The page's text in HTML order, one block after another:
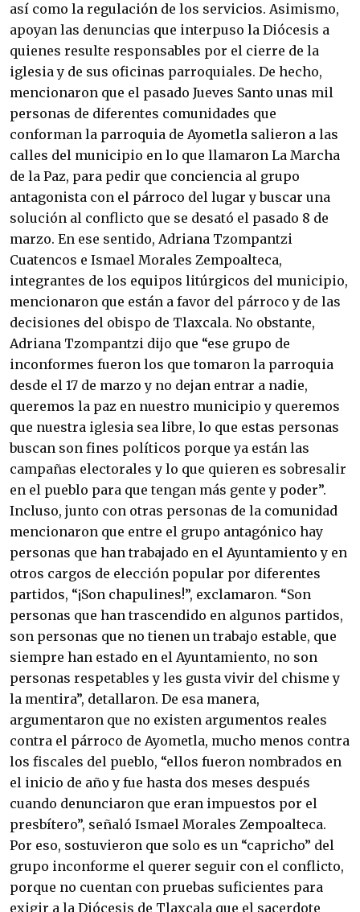
así como la regulación de los servicios. Asimismo,
apoyan las denuncias que interpuso la Diócesis a
quienes resulte responsables por el cierre de la
iglesia y de sus oficinas parroquiales. De hecho,
mencionaron que el pasado Jueves Santo unas mil
personas de diferentes comunidades que
conforman la parroquia de Ayometla salieron a las
calles del municipio en lo que llamaron La Marcha
de la Paz, para pedir que conciencia al grupo
antagonista con el párroco del lugar y buscar una
solución al conflicto que se desató el pasado 8 de
marzo. En ese sentido, Adriana Tzompantzi
Cuatencos e Ismael Morales Zempoalteca,
integrantes de los equipos litúrgicos del municipio,
mencionaron que están a favor del párroco y de las
decisiones del obispo de Tlaxcala. No obstante,
Adriana Tzompantzi dijo que “ese grupo de
inconformes fueron los que tomaron la parroquia
desde el 17 de marzo y no dejan entrar a nadie,
queremos la paz en nuestro municipio y queremos
que nuestra iglesia sea libre, lo que estas personas
buscan son fines políticos porque ya están las
campañas electorales y lo que quieren es sobresalir
en el pueblo para que tengan más gente y poder”.
Incluso, junto con otras personas de la comunidad
mencionaron que entre el grupo antagónico hay
personas que han trabajado en el Ayuntamiento y en
otros cargos de elección popular por diferentes
partidos, “¡Son chapulines!”, exclamaron. “Son
personas que han trascendido en algunos partidos,
son personas que no tienen un trabajo estable, que
siempre han estado en el Ayuntamiento, no son
personas respetables y les gusta vivir del chisme y
la mentira”, detallaron. De esa manera,
argumentaron que no existen argumentos reales
contra el párroco de Ayometla, mucho menos contra
los fiscales del pueblo, “ellos fueron nombrados en
el inicio de año y fue hasta dos meses después
cuando denunciaron que eran impuestos por el
presbítero”, señaló Ismael Morales Zempoalteca.
Por eso, sostuvieron que solo es un “capricho” del
grupo inconforme el querer seguir con el conflicto,
porque no cuentan con pruebas suficientes para
exigir a la Diócesis de Tlaxcala que el sacerdote